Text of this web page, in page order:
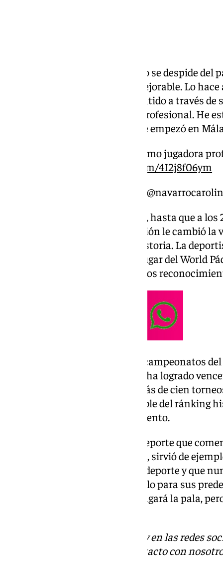
La malagueña Carolina Navarro se despide
con puño y letra un legado inmejorable. Lo
garganta y un mensaje muy sentido a través de
mi último año como jugadora profesional. He
disfrutando de este deporte, que empezó en
2025 será mi último año como jugadora
pic.twitter.com/4I2j8f06ym
— Carolina Navarro Björk
Comenzó en el mundo del tenis, hasta que a
al pádel. Sin duda, aquella decisión le cambió
una de las más grandes de la historia. La
se ha mantenido en el primer lugar del World
ha hecho merecedora de todos los
La malagueña cuenta con tres campeonatos
el 2000, 2006 y 2012; mientras ha logrado
equipos. Además, ha ganado más de cien
colocan en un puesto insuperable del ránking
respetado hasta el último momento.
Fue una de las pioneras de un deporte que
este siglo. Por si esto fuese poco, sirvió de
soñaban con progresar en este deporte y que
Carolina ha servido como modelo para sus
último en el deporte de élite. Colgará la pala,
Descubre más noticias de 101Tv en las redes
. Puedes ponerte en contacto con